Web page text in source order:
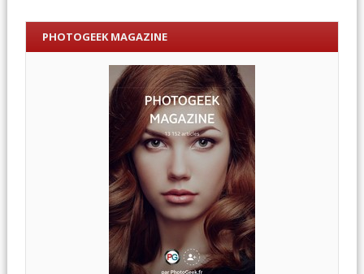
PHOTOGEEK MAGAZINE